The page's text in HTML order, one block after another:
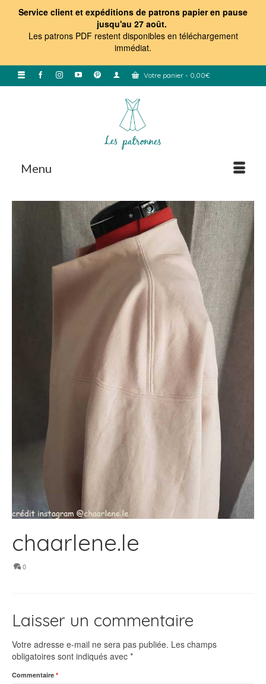
Service client et expéditions de patrons papier en pause
jusqu'au 27 août.
Les patrons PDF restent disponibles en téléchargement
immédiat.
Votre panier - 0,00€
Menu
chaarlene.le
0
Laisser un commentaire
Votre adresse e-mail ne sera pas publiée. Les champs
obligatoires sont indiqués avec *
Commentaire *